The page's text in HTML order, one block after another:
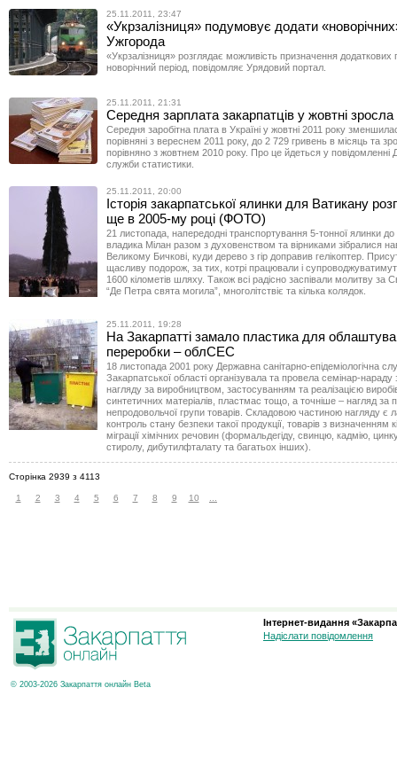
25.11.2011, 23:47
«Укрзалізниця» подумовує додати
Ужгорода
«Укрзалізниця» розглядає можливість призначення додаткових
новорічний період, повідомляє Урядовий портал.
25.11.2011, 21:31
Середня зарплата закарпатців у жовтні
Середня заробiтна плата в Українi у жовтнi 2011 року
порiвняні з вереснем 2011 року, до 2 729 гривень в місяць та
порiвняно з жовтнем 2010 року. Про це йдеться у повiдомленні
служби статистики.
25.11.2011, 20:00
Історія закарпатської ялинки для Ватикану
ще в 2005-му році (ФОТО)
21 листопада, напередодні транспортування 5-тонної ялинки до
владика Мілан разом з духовенством та вірниками зібралися
Великому Бичкові, куди дерево з гір доправив гелікоптер.
щасливу подорож, за тих, котрі працювали і
1600 кілометів шляху. Також всі радісно заспівали молитву за
“Де Петра свята могила”, многолітствіє та кілька колядок.
25.11.2011, 19:28
На Закарпатті замало пластика для
переробки – облСЕС
18 листопада 2001 року Державна санітарно-епідеміологічна
Закарпатської області організувала та провела семінар-нараду
нагляду за виробництвом, застосуванням та реалізацією
синтетичних матеріалів, пластмас тощо, а точніше – нагляд за
непродовольчої групи товарів. Складовою частиною нагляду є
контроль стану безпеки такої продукції, товарів з визначенням
міграції хімічних речовин (формальдегіду, свинцю, кадмію,
стиролу, дибутилфталату та багатьох інших).
Сторінка 2939 з 4113
1 2 3 4 5 6 7 8 9 10
© 2003-2026 Закарпаття онлайн Beta
Інтернет-видання
Надіслати повідомлення